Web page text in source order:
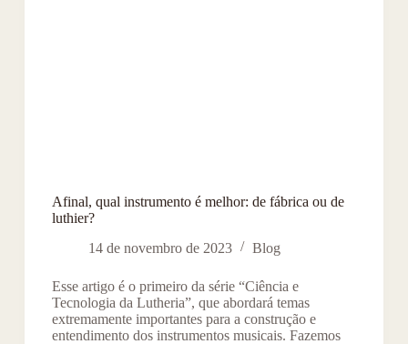
Afinal, qual instrumento é melhor: de fábrica ou de
luthier?
14 de novembro de 2023
Blog
Esse artigo é o primeiro da série “Ciência e
Tecnologia da Lutheria”, que abordará temas
extremamente importantes para a construção e
entendimento dos instrumentos musicais. Fazemos